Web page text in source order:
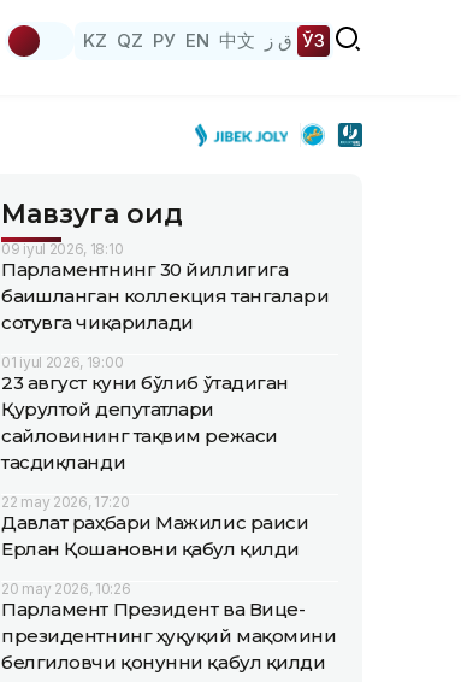
KZ QZ РУ EN 中文 ق ز ЎЗ
Мавзуга оид
09 iyul 2026, 18:10
Парламентнинг 30 йиллигига
бағишланган коллекция тангалари
сотувга чиқарилади
01 iyul 2026, 19:00
23 август куни бўлиб ўтадиган
Қурултой депутатлари
сайловининг тақвим режаси
тасдиқланди
22 may 2026, 17:20
Давлат раҳбари Мажилис раиси
Ерлан Қошановни қабул қилди
20 may 2026, 10:26
Парламент Президент ва Вице-
президентнинг ҳуқуқий мақомини
белгиловчи қонунни қабул қилди